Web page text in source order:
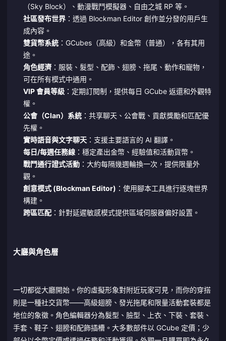
（Sky Block）、動漫戰鬥模擬器、自由之城 RP 等。
社區發布世界：透過 Blockman Editor 創作並分發的用戶生
成內容。
雙貨幣系統：GCubes（高級）和金幣（普通），各有其用
途。
角色經濟：服裝、髮型、配飾、翅膀、拖尾、動作和寵物，
可在所有模式中通用。
VIP 會員等級：定期訂閱制，提供每日 GCube 返還和外觀特
權。
公會（Clan）系統：共享聊天、公會戰、貢獻獎勵和匹配優
先權。
實時語音與文字聊天：支援主要語言的 AI 翻譯。
每日/每週任務線：穩定產出金幣、經驗值和活動貨幣。
戰鬥通行證式活動：大約每隔幾週輪換一次，提供限量外
觀。
創意模式 (Blockman Editor) ：使用腳本工具進行逐塊世界
構建。
跨區匹配：針對延遲敏感模式提供區域伺服器偏好設置。
大廳與角色層
一切都從大廳開始。你的虛擬形象對附近玩家可見，而你的穿搭
則是一種社交貨幣——高級翅膀、發光拖尾和限量活動套裝都是
地位的象徵。角色編輯器分為髮型、臉型、上衣、下裝、套裝、
手套、鞋子、翅膀和配飾插槽。大多數部件以 GCube 定價；少